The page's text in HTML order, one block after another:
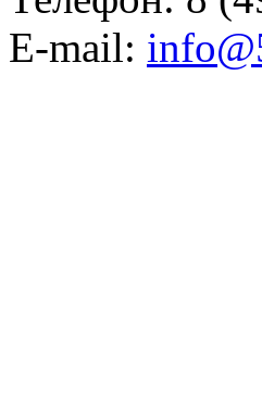
E-mail: